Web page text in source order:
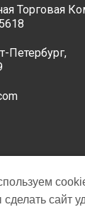
Торговая
Петербург,
сделать сайт